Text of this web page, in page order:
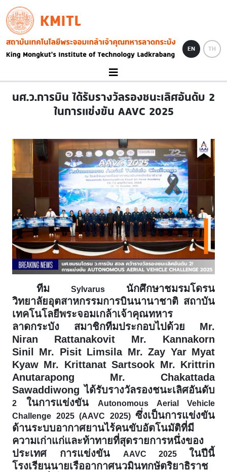
Skip to main content
KMITL
Image
EN TH
นศ.ว.การบิน ได้รับรางวัลรองชนะเลิศอันดับ 2
ในการแข่งขัน AAVC 2025
ทีม Sylvarus
นักศึกษาชมรมโดรน
วิทยาลัยอุตสาหกรรมการบินนานาชาติ สถาบัน
เทคโนโลยีพระจอมเกล้าเจ้าคุณทหาร
ลาดกระบัง สมาชิกทีมประกอบไปด้วย Mr.
Niran Rattanakovit Mr. Kannakorn
Sinil Mr. Pisit Limsila Mr. Zay Yar Myat
Kyaw Mr. Krittanat Sartsook Mr. Krittrin
Anutarapong Mr. Chakattada
Sawaddiwong ได้รับรางวัลรองชนะเลิศอันดับ
2 ในการแข่งขัน
Autonomous Aerial Vehicle
Challenge 2025 (AAVC 2025) ซึ่งเป็นการแข่งขัน
ด้านระบบอากาศยานไร้คนขับอัตโนมัติที่มี
ความเก่าแก่และท้าทายที่สุดรายการหนึ่งของ
ประเทศ การแข่งขัน AAVC 2025 ในปีนี้
โรงเรียนนายเรืออากาศนวมินทกษัตริยาธิราช